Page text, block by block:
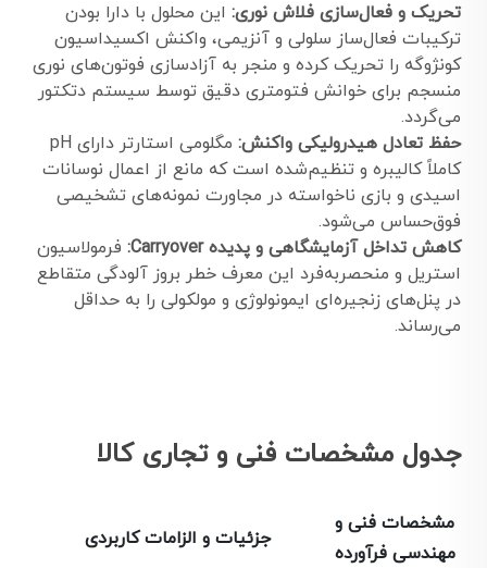
تحریک و فعال‌سازی فلاش نوری: این محلول با دارا بودن
ترکیبات فعال‌ساز سلولی و آنزیمی، واکنش اکسیداسیون
کونژوگه را تحریک کرده و منجر به آزادسازی فوتون‌های نوری
منسجم برای خوانش فتومتری دقیق توسط سیستم دتکتور
می‌گردد.
حفظ تعادل هیدرولیکی واکنش:
مگلومی استارتر دارای pH
کاملاً کالیبره و تنظیم‌شده است که مانع از اعمال نوسانات
اسیدی و بازی ناخواسته در مجاورت نمونه‌های تشخیصی
فوق‌حساس می‌شود.
کاهش تداخل آزمایشگاهی و پدیده Carryover:
فرمولاسیون
استریل و منحصربه‌فرد این معرف خطر بروز آلودگی متقاطع
در پنل‌های زنجیره‌ای ایمونولوژی و مولکولی را به حداقل
می‌رساند.
جدول مشخصات فنی و تجاری کالا
مشخصات فنی و
مهندسی فرآورده
جزئیات و الزامات کاربردی